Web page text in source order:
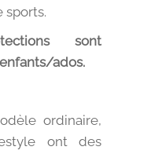
sports.
sont
ados.
ordinaire,
ont des